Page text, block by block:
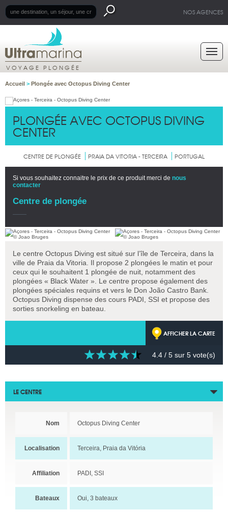
NOS AGENCES
VOYAGE PLONGÉE
Accueil > Plongée avec Octopus Diving Center
PLONGÉE AVEC OCTOPUS DIVING
CENTER
CENTRE DE PLONGÉE PRAIA DA VITORIA - TERCEIRA PORTUGAL
Si vous souhaitez connaitre le prix de ce produit merci de nous
contacter
Centre de plongée
Le centre Octopus Diving est situé sur l’île de Terceira, dans la
ville de Praia da Vitoria. Il propose 2 plongées le matin et pour
ceux qui le souhaitent 1 plongée de nuit, notamment des
plongées « Black Water ». Le centre propose également des
plongées spéciales requins et vers le Don João Castro Bank.
Octopus Diving dispense des cours PADI, SSI et propose des
sorties snorkeling en bateau.
AFFICHER LA CARTE
4.4 / 5 sur 5 vote(s)
LE CENTRE
Nom Octopus Diving Center
Localisation Terceira, Praia da Vitória
Affiliation PADI, SSI
Bateaux Oui, 3 bateaux